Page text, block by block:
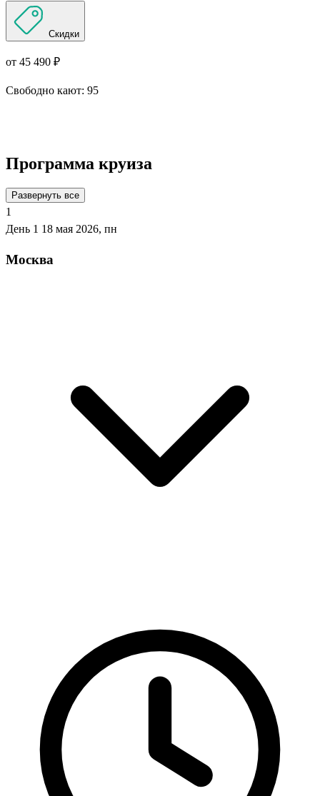
Скидки
от 45 490 ₽
Свободно кают: 95
Программа круиза
Развернуть все
1
День 1 18 мая 2026, пн
Москва